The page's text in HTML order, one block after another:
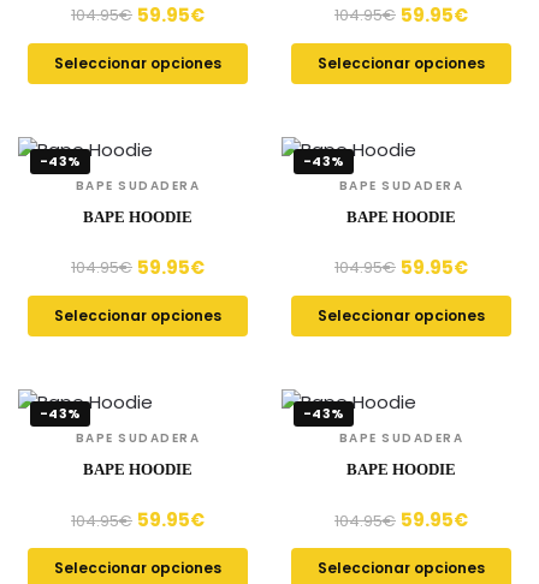
104.95€ 59.95€
Seleccionar opciones
104.95€ 59.95€
Seleccionar opciones
-43%
BAPE SUDADERA
BAPE HOODIE
104.95€ 59.95€
Seleccionar opciones
-43%
BAPE SUDADERA
BAPE HOODIE
104.95€ 59.95€
Seleccionar opciones
-43%
BAPE SUDADERA
BAPE HOODIE
104.95€ 59.95€
Seleccionar opciones
-43%
BAPE SUDADERA
BAPE HOODIE
104.95€ 59.95€
Seleccionar opciones